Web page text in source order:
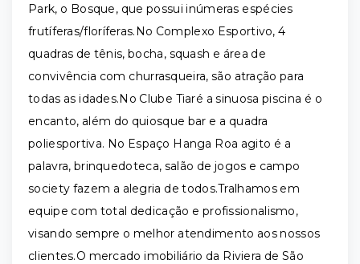
Park, o Bosque, que possui inúmeras espécies
frutíferas/floríferas.No Complexo Esportivo, 4
quadras de tênis, bocha, squash e área de
convivência com churrasqueira, são atração para
todas as idades.No Clube Tiaré a sinuosa piscina é o
encanto, além do quiosque bar e a quadra
poliesportiva. No Espaço Hanga Roa agito é a
palavra, brinquedoteca, salão de jogos e campo
society fazem a alegria de todos.Tralhamos em
equipe com total dedicação e profissionalismo,
visando sempre o melhor atendimento aos nossos
clientes.O mercado imobiliário da Riviera de São